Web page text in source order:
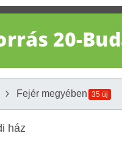
Fejér megyében 35 új
ház